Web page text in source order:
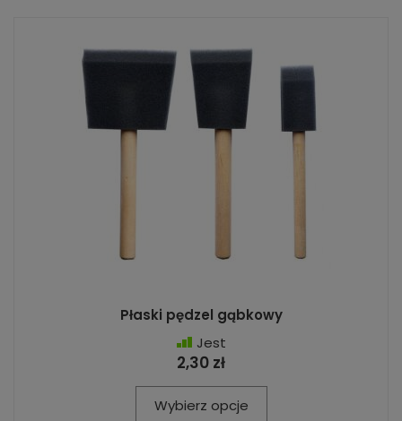
Płaski pędzel gąbkowy
Jest
2,30 zł
Wybierz opcje